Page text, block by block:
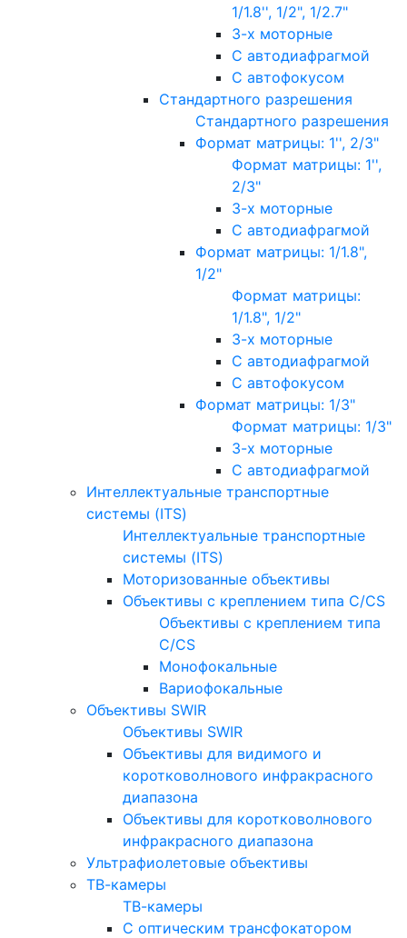
1/1.8'', 1/2", 1/2.7"
3-х моторные
С автодиафрагмой
С автофокусом
Стандартного разрешения
Стандартного разрешения
Формат матрицы: 1'', 2/3"
Формат матрицы: 1'',
2/3"
3-х моторные
С автодиафрагмой
Формат матрицы: 1/1.8",
1/2"
Формат матрицы:
1/1.8", 1/2"
3-х моторные
С автодиафрагмой
С автофокусом
Формат матрицы: 1/3"
Формат матрицы: 1/3"
3-х моторные
С автодиафрагмой
Интеллектуальные транспортные
системы (ITS)
Интеллектуальные транспортные
системы (ITS)
Моторизованные объективы
Объективы с креплением типа C/CS
Объективы с креплением типа
C/CS
Монофокальные
Вариофокальные
Объективы SWIR
Объективы SWIR
Объективы для видимого и
коротковолнового инфракрасного
диапазона
Объективы для коротковолнового
инфракрасного диапазона
Ультрафиолетовые объективы
ТВ-камеры
ТВ-камеры
С оптическим трансфокатором